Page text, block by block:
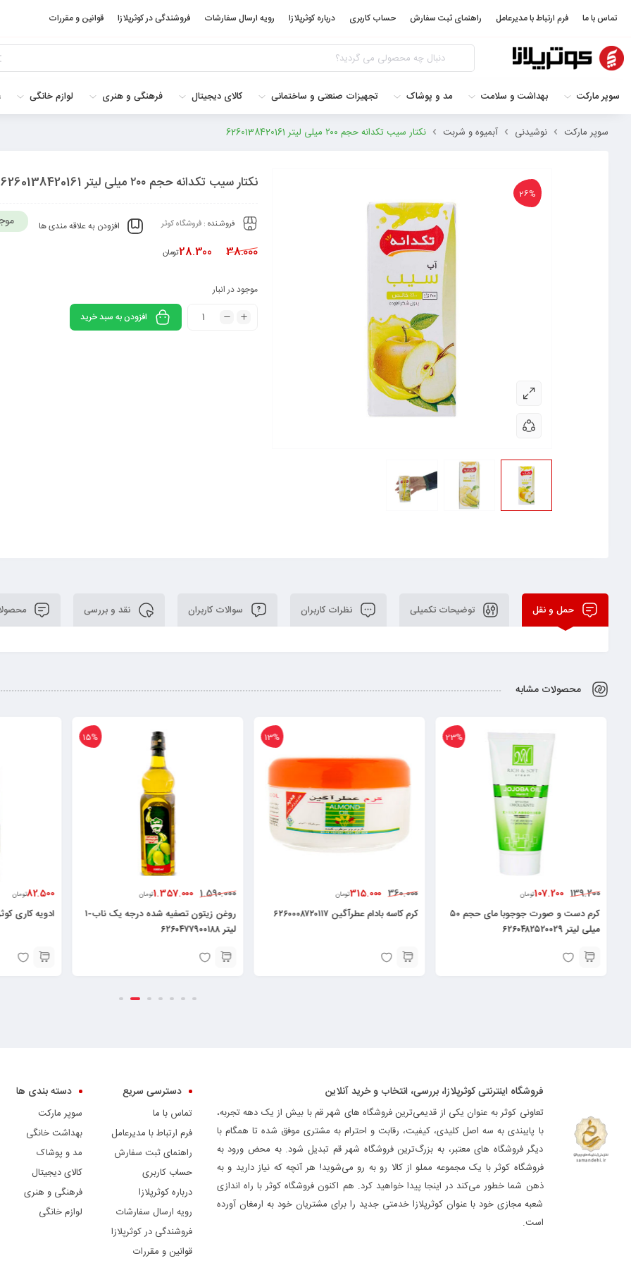
تماس با ما فرم ارتباط با مدیرعامل راهنمای ثبت سفارش حساب کاربری درباره کوثرپلازا رویه ارسال سفارشات فروشندگی در کوثرپلازا قوانین و مقررات
سوپر مارکت بهداشت و سلامت مد و پوشاک تجهیزات صنعتی و ساختمانی کالای دیجیتال فرهنگی و هنری لوازم خانگی
سوپر مارکت نوشیدنی آبمیوه و شربت نکتار سیب تکدانه حجم ۲۰۰ میلی لیتر 6260138420161
26%
نکتار سیب تکدانه حجم ۲۰۰ میلی لیتر 6260138420161
فروشـنده : فروشگاه کوثر افزودن به علاقه مندی ها
38.000
28.300تومان
موجود در انبار
افزودن به سبد خرید
حمل و نقل توضیحات تکمیلی نظرات کاربران سوالات کاربران نقد و بررسی
محصولات مشابه
23%
139.200
107.200تومان
کرم دست و صورت جوجوبا مای حجم ۵۰
میلی لیتر ۶۲۶۰۴۸۲۵۲۰۰۲۹
13%
360.000
315.000تومان
کرم کاسه بادام عطرآگین ۶۲۶۰۰۰۸۷۲۰۱۱۷
15%
1.590.000
1.357.000تومان
روغن زیتون تصفیه شده درجه یک ناب-۱
لیتر ۶۲۶۰۴۷۷۹۰۰۱۸۸
82.500تومان
ادویه کاری کوثر ۱۰۰گرم
فروشگاه اینترنتی کوثرپلازا، بررسی، انتخاب و خرید آنلاین
تعاونی کوثر به عنوان یکی از قدیمی‌ترین فروشگاه های شهر قم با بیش از یک دهه تجربه،
با پایبندی به سه اصل کلیدی، کیفیت، رقابت و احترام به مشتری موفق شده تا همگام با
دیگر فروشگاه های معتبر، به بزرگ‌ترین فروشگاه شهر قم تبدیل شود. به محض ورود به
فروشگاه کوثر با یک مجموعه مملو از کالا رو به رو می‌شوید! هر آنچه که نیاز دارید و به
ذهن شما خطور می‌کند در اینجا پیدا خواهید کرد. هم اکنون فروشگاه کوثر با راه اندازی
شعبه مجازی خود با عنوان کوثرپلازا خدمتی جدید را برای مشتریان خود به ارمغان آورده
است.
دسترسی سریع
تماس با ما
فرم ارتباط با مدیرعامل
راهنمای ثبت سفارش
حساب کاربری
درباره کوثرپلازا
رویه ارسال سفارشات
فروشندگی در کوثرپلازا
قوانین و مقررات
دسته بندی ها
سوپر مارکت
بهداشت خانگی
مد و پوشاک
کالای دیجیتال
فرهنگی و هنری
لوازم خانگی